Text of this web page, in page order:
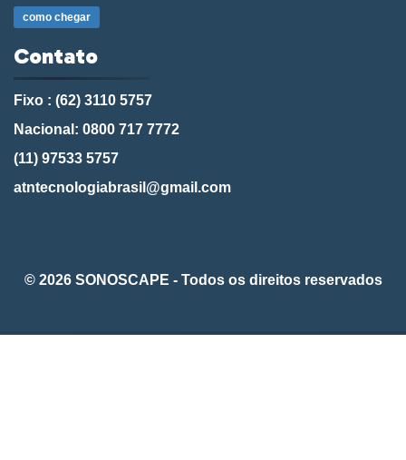
como chegar
Contato
Fixo : (62) 3110 5757
Nacional: 0800 717 7772
(11) 97533 5757
atntecnologiabrasil@gmail.com
© 2026 SONOSCAPE - Todos os direitos reservados